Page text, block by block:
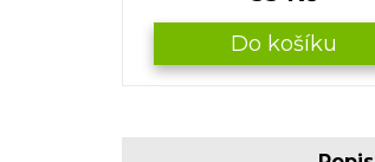
Do košíku